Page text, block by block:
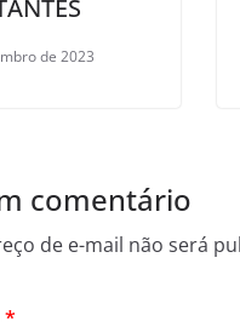
de 2023
comentário
de e-mail não será
*